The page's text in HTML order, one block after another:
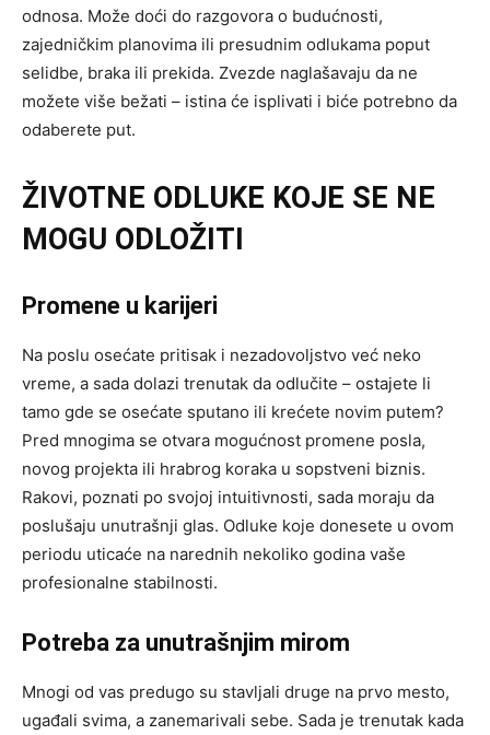
odnosa. Može doći do razgovora o budućnosti,
zajedničkim planovima ili presudnim odlukama poput
selidbe, braka ili prekida. Zvezde naglašavaju da ne
možete više bežati – istina će isplivati i biće potrebno da
odaberete put.
ŽIVOTNE ODLUKE KOJE SE NE
MOGU ODLOŽITI
Promene u karijeri
Na poslu osećate pritisak i nezadovoljstvo već neko
vreme, a sada dolazi trenutak da odlučite – ostajete li
tamo gde se osećate sputano ili krećete novim putem?
Pred mnogima se otvara mogućnost promene posla,
novog projekta ili hrabrog koraka u sopstveni biznis.
Rakovi, poznati po svojoj intuitivnosti, sada moraju da
poslušaju unutrašnji glas. Odluke koje donesete u ovom
periodu uticaće na narednih nekoliko godina vaše
profesionalne stabilnosti.
Potreba za unutrašnjim mirom
Mnogi od vas predugo su stavljali druge na prvo mesto,
ugađali svima, a zanemarivali sebe. Sada je trenutak kada